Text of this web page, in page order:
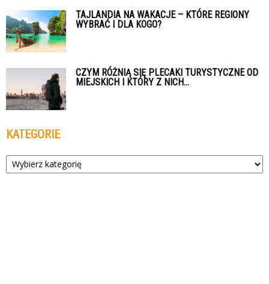
TAJLANDIA NA WAKACJE – KTÓRE REGIONY
WYBRAĆ I DLA KOGO?
CZYM RÓŻNIĄ SIĘ PLECAKI TURYSTYCZNE OD
MIEJSKICH I KTÓRY Z NICH...
KATEGORIE
Kategorie